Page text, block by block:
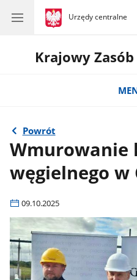
gov.pl
Urzędy centralne
gov.pl
Urzędy
Krajowy
Powrót
Wmurowanie
węgielnego w
09.10.2025